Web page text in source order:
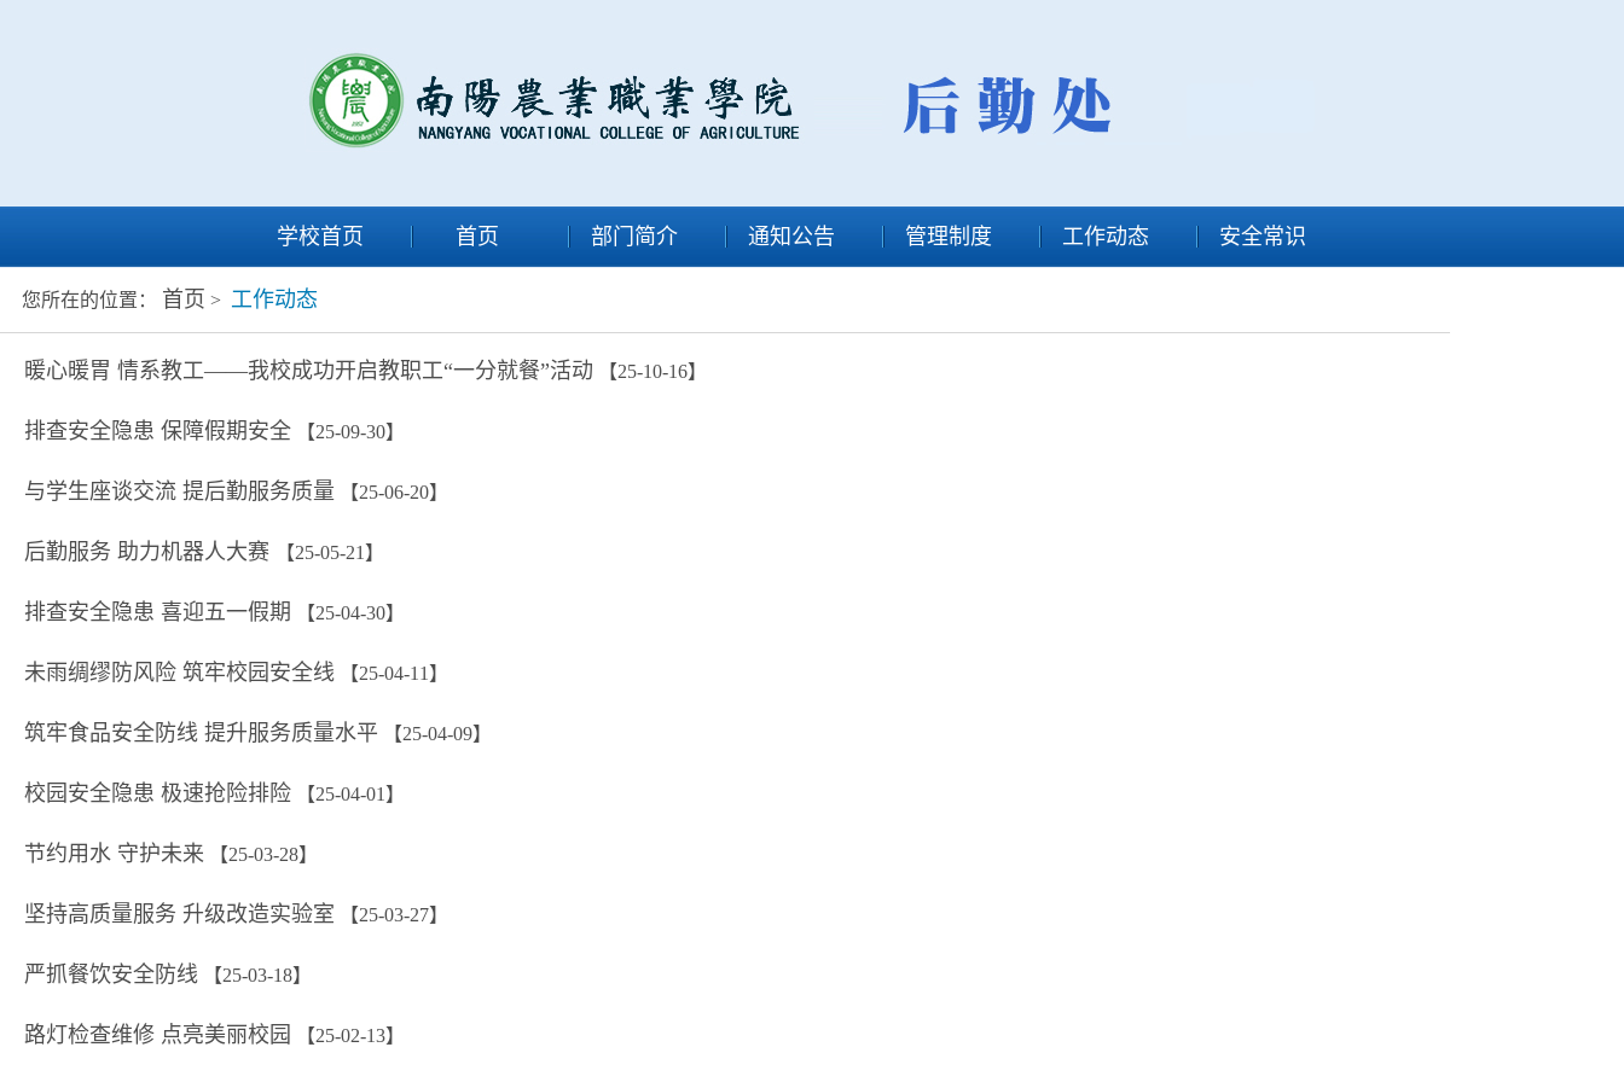
学校首页 首页 部门简介 通知公告 管理制度 工作动态 安全常识
您所在的位置： 首页 > 工作动态
暖心暖胃 情系教工——我校成功开启教职工“一分就餐”活动 【25-10-16】
排查安全隐患 保障假期安全 【25-09-30】
与学生座谈交流 提后勤服务质量 【25-06-20】
后勤服务 助力机器人大赛 【25-05-21】
排查安全隐患 喜迎五一假期 【25-04-30】
未雨绸缪防风险 筑牢校园安全线 【25-04-11】
筑牢食品安全防线 提升服务质量水平 【25-04-09】
校园安全隐患 极速抢险排险 【25-04-01】
节约用水 守护未来 【25-03-28】
坚持高质量服务 升级改造实验室 【25-03-27】
严抓餐饮安全防线 【25-03-18】
路灯检查维修 点亮美丽校园 【25-02-13】